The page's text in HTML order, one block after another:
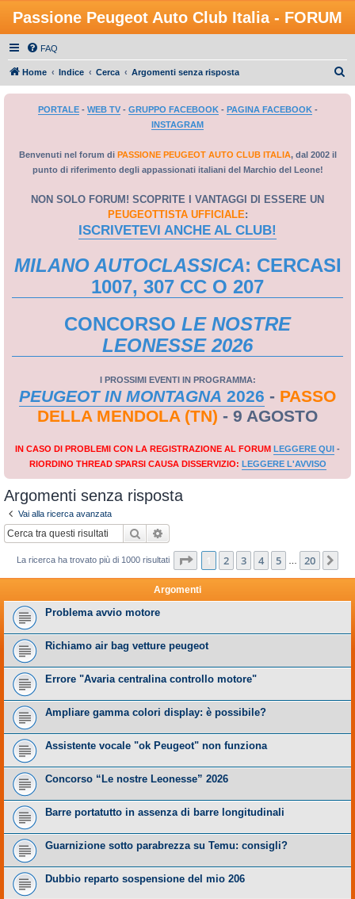
Passione Peugeot Auto Club Italia - FORUM
FAQ
Home Indice Cerca Argomenti senza risposta
PORTALE- WEB TV- GRUPPO FACEBOOK- PAGINA FACEBOOK-
INSTAGRAM
Benvenuti nel forum di PASSIONE PEUGEOT AUTO CLUB ITALIA, dal 2002 il
punto di riferimento degli appassionati italiani del Marchio del Leone!
NON SOLO FORUM! SCOPRITE I VANTAGGI DI ESSERE UN
PEUGEOTTISTA UFFICIALE:
ISCRIVETEVI ANCHE AL CLUB!
MILANO AUTOCLASSICA: CERCASI
1007, 307 CC O 207
CONCORSO LE NOSTRE
LEONESSE 2026
I PROSSIMI EVENTI IN PROGRAMMA:
PEUGEOT IN MONTAGNA 2026 - PASSO
DELLA MENDOLA (TN) - 9 AGOSTO
IN CASO DI PROBLEMI CON LA REGISTRAZIONE AL FORUM LEGGERE QUI -
RIORDINO THREAD SPARSI CAUSA DISSERVIZIO: LEGGERE L'AVVISO
Argomenti senza risposta
Vai alla ricerca avanzata
Cerca
La ricerca ha trovato più di 1000 risultati Pagina di 20
2 3 4 5 20
Argomenti
Problema avvio motore
Richiamo air bag vetture peugeot
Errore "Avaria centralina controllo motore"
Ampliare gamma colori display: è possibile?
Assistente vocale "ok Peugeot" non funziona
Concorso “Le nostre Leonesse” 2026
Barre portatutto in assenza di barre longitudinali
Guarnizione sotto parabrezza su Temu: consigli?
Dubbio reparto sospensione del mio 206